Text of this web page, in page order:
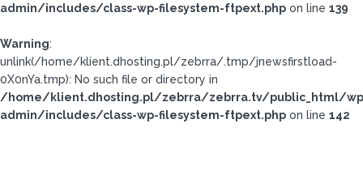
admin/includes/class-wp-filesystem-ftpext.php on line 139
Warning:
unlink(/home/klient.dhosting.pl/zebrra/.tmp/jnewsfirstload-
0X0nYa.tmp): No such file or directory in
/home/klient.dhosting.pl/zebrra/zebrra.tv/public_html/
admin/includes/class-wp-filesystem-ftpext.php on line 142